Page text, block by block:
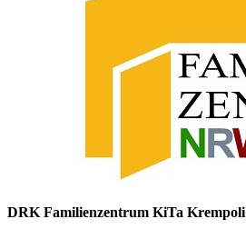
DRK Familienzentrum KiTa Krempoli